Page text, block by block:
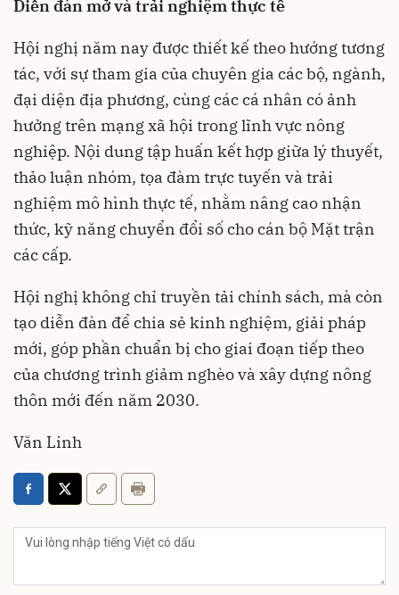
Diễn đàn mở và trải nghiệm thực tế
Hội nghị năm nay được thiết kế theo hướng tương
tác, với sự tham gia của chuyên gia các bộ, ngành,
đại diện địa phương, cùng các cá nhân có ảnh
hưởng trên mạng xã hội trong lĩnh vực nông
nghiệp. Nội dung tập huấn kết hợp giữa lý thuyết,
thảo luận nhóm, tọa đàm trực tuyến và trải
nghiệm mô hình thực tế, nhằm nâng cao nhận
thức, kỹ năng chuyển đổi số cho cán bộ Mặt trận
các cấp.
Hội nghị không chỉ truyền tải chính sách, mà còn
tạo diễn đàn để chia sẻ kinh nghiệm, giải pháp
mới, góp phần chuẩn bị cho giai đoạn tiếp theo
của chương trình giảm nghèo và xây dựng nông
thôn mới đến năm 2030.
Văn Linh